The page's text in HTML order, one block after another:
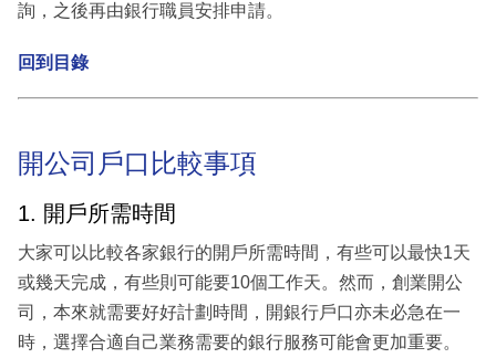
詢，之後再由銀行職員安排申請。
回到目錄
開公司戶口比較事項
1. 開戶所需時間
大家可以比較各家銀行的開戶所需時間，有些可以最快1天
或幾天完成，有些則可能要10個工作天。然而，創業開公
司，本來就需要好好計劃時間，開銀行戶口亦未必急在一
時，選擇合適自己業務需要的銀行服務可能會更加重要。